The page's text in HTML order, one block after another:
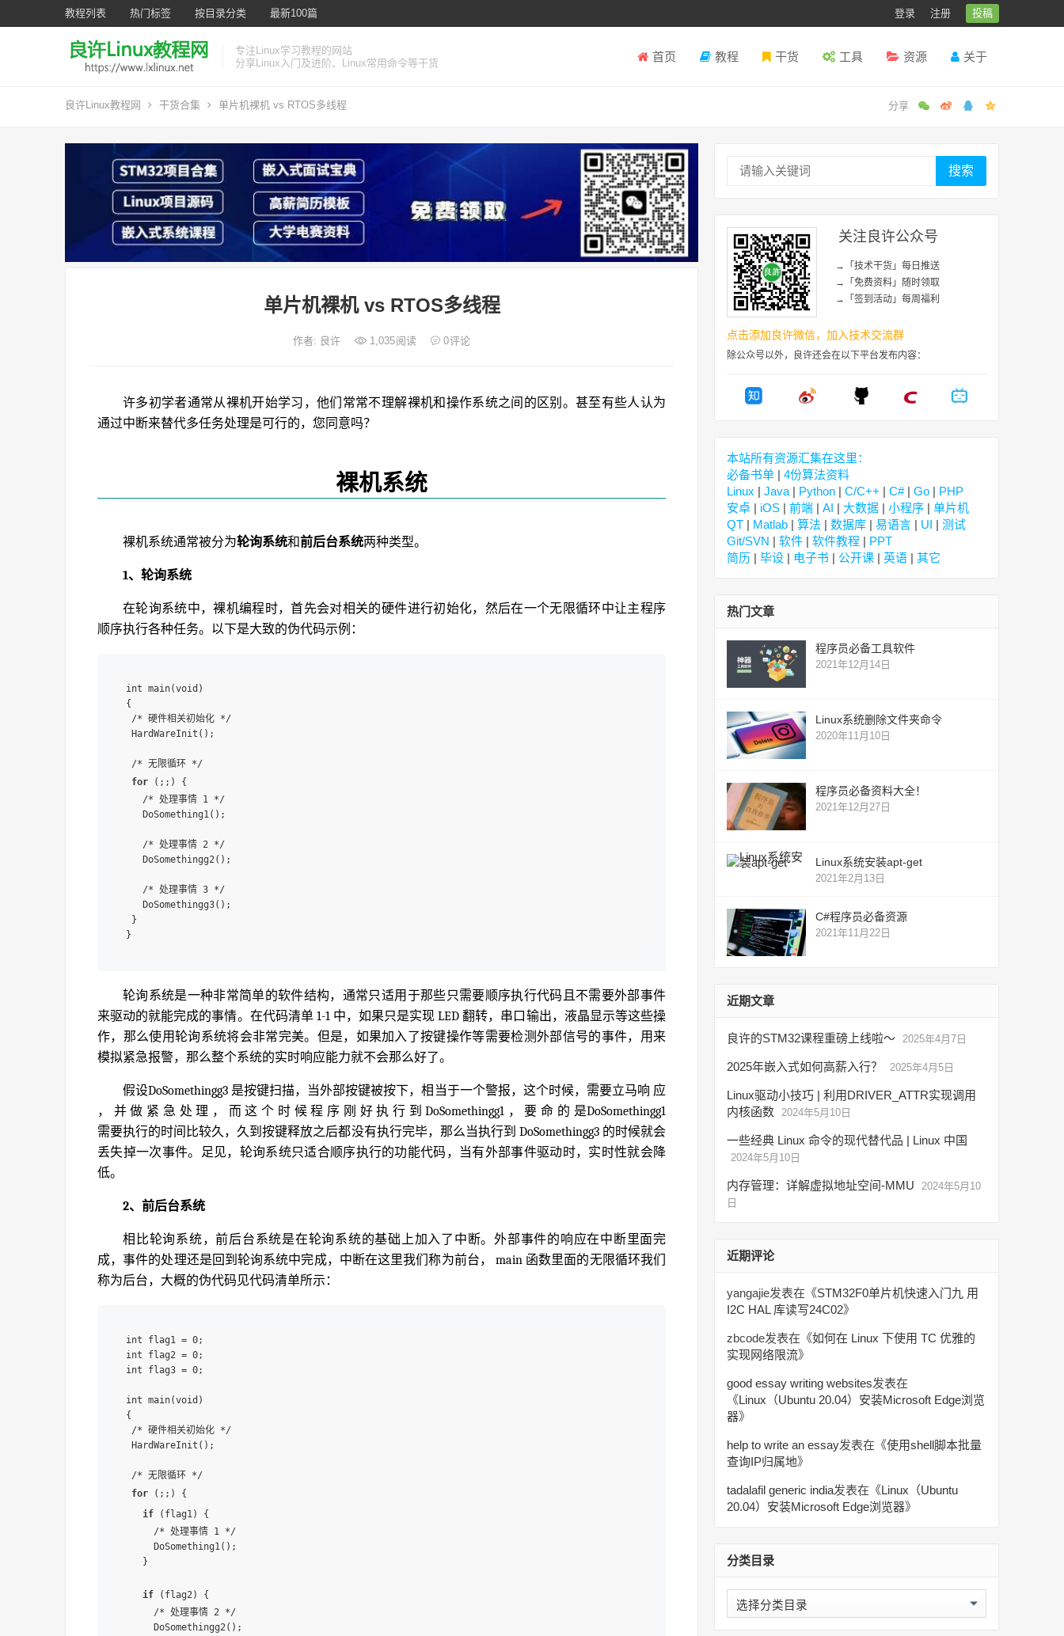
教程列表 热门标签 按目录分类 最新100篇 登录 注册 投稿
专注Linux学习教程的网站
分享Linux入门及进阶、Linux常用命令等干货
首页 教程 干货 工具 资源 关于
良许Linux教程网 干货合集 单片机裸机 vs RTOS多线程
单片机裸机 vs RTOS多线程
作者: 良许 1,035阅读 0评论
许多初学者通常从裸机开始学习，他们常常不理解裸机和操作系统之间的区别。甚至有些人认为
通过中断来替代多任务处理是可行的，您同意吗？
裸机系统
裸机系统通常被分为轮询系统和前后台系统两种类型。
1、轮询系统
在轮询系统中，裸机编程时，首先会对相关的硬件进行初始化，然后在一个无限循环中让主程序
顺序执行各种任务。以下是大致的伪代码示例：
int main(void)
{
/* 硬件相关初始化 */
HardWareInit();
/* 无限循环 */
for (;;) {
/* 处理事情 1 */
DoSomething1();
/* 处理事情 2 */
DoSomethingg2();
/* 处理事情 3 */
DoSomethingg3();
}
轮询系统是一种非常简单的软件结构，通常只适用于那些只需要顺序执行代码且不需要外部事件
来驱动的就能完成的事情。在代码清单 1-1 中，如果只是实现 LED 翻转，串口输出，液晶显示等这些操
作，那么使用轮询系统将会非常完美。但是，如果加入了按键操作等需要检测外部信号的事件，用来
模拟紧急报警，那么整个系统的实时响应能力就不会那么好了。
假设DoSomethingg3 是按键扫描，当外部按键被按下，相当于一个警报，这个时候，需要立马响 应
， 并 做 紧 急 处 理 ， 而 这 个 时 候 程 序 刚 好 执 行 到 DoSomethingg1 ， 要 命 的 是DoSomethingg1
需要执行的时间比较久，久到按键释放之后都没有执行完毕，那么当执行到 DoSomethingg3 的时候就会
丢失掉一次事件。足见，轮询系统只适合顺序执行的功能代码，当有外部事件驱动时，实时性就会降
低。
2、前后台系统
相比轮询系统，前后台系统是在轮询系统的基础上加入了中断。外部事件的响应在中断里面完
成，事件的处理还是回到轮询系统中完成，中断在这里我们称为前台， main 函数里面的无限循环我们
称为后台，大概的伪代码见代码清单所示：
int flag1 = 0;
int flag2 = 0;
int flag3 = 0;
int main(void)
{
/* 硬件相关初始化 */
HardWareInit();
/* 无限循环 */
for (;;) {
if (flag1) {
/* 处理事情 1 */
DoSomething1();
}
if (flag2) {
/* 处理事情 2 */
DoSomethingg2();
搜索
关注良许公众号
→「技术干货」每日推送
→「免费资料」随时领取
→「签到活动」每周福利
点击添加良许微信，加入技术交流群
除公众号以外，良许还会在以下平台发布内容：
本站所有资源汇集在这里：
必备书单 | 4份算法资料
Linux | Java | Python | C/C++ | C#| Go | PHP
安卓 | iOS | 前端 | AI | 大数据 | 小程序 | 单片机
QT | Matlab | 算法 | 数据库 | 易语言 | UI | 测试
Git/SVN | 软件 | 软件教程 | PPT
简历 | 毕设 | 电子书 | 公开课 | 英语 | 其它
热门文章
程序员必备工具软件
2021年12月14日
Linux系统删除文件夹命令
2020年11月10日
程序员必备资料大全！
2021年12月27日
Linux系统安装apt-get
2021年2月13日
C#程序员必备资源
2021年11月22日
近期文章
良许的STM32课程重磅上线啦～ 2025年4月7日
2025年嵌入式如何高薪入行？ 2025年4月5日
Linux驱动小技巧 | 利用DRIVER_ATTR实现调用
内核函数 2024年5月10日
一些经典 Linux 命令的现代替代品 | Linux 中国
2024年5月10日
内存管理：详解虚拟地址空间-MMU
2024年5月10
日
近期评论
yangajie发表在《STM32F0单片机快速入门九 用
I2C HAL 库读写24C02》
zbcode发表在《如何在 Linux 下使用 TC 优雅的
实现网络限流》
good essay writing websites发表在
《Linux（Ubuntu 20.04）安装Microsoft Edge浏览
器》
help to write an essay发表在《使用shell脚本批量
查询IP归属地》
tadalafil generic india发表在《Linux（Ubuntu
20.04）安装Microsoft Edge浏览器》
分类目录
分
类